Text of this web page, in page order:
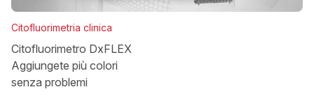
Citofluorimetria clinica
Citofluorimetro DxFLEX
Aggiungete più colori
senza problemi